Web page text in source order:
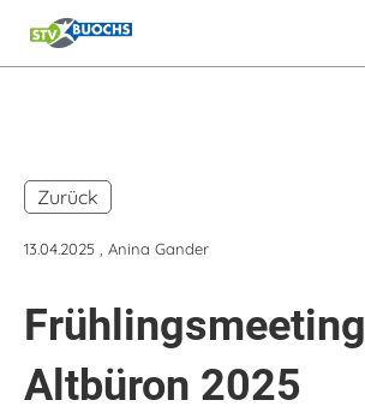
Zurück
13.04.2025 , Anina Gander
Frühlingsmeeting
Altbüron 2025